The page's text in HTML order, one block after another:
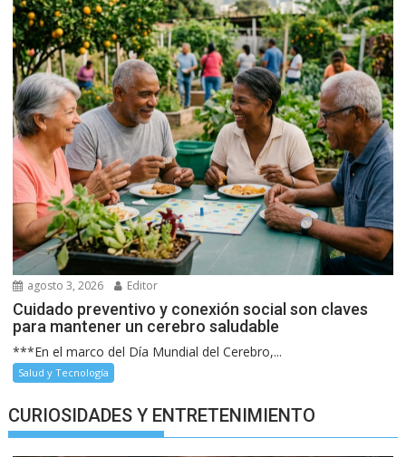
agosto 3, 2026 Editor
Cuidado preventivo y conexión social son claves
para mantener un cerebro saludable
***En el marco del Día Mundial del Cerebro,...
Salud y Tecnología
CURIOSIDADES Y ENTRETENIMIENTO